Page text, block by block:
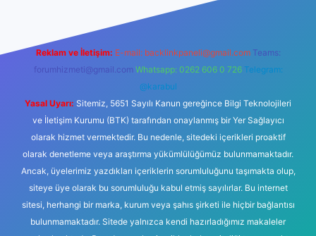
Reklam ve İletişim: E-mail: backlinkpaneli@gmail.com Teams:
forumhizmeti@gmail.com Whatsapp: 0262 606 0 726 Telegram:
@karabul
Yasal Uyarı: Sitemiz, 5651 Sayılı Kanun gereğince Bilgi Teknolojileri
ve İletişim Kurumu (BTK) tarafından onaylanmış bir Yer Sağlayıcı
olarak hizmet vermektedir. Bu nedenle, sitedeki içerikleri proaktif
olarak denetleme veya araştırma yükümlülüğümüz bulunmamaktadır.
Ancak, üyelerimiz yazdıkları içeriklerin sorumluluğunu taşımakta olup,
siteye üye olarak bu sorumluluğu kabul etmiş sayılırlar. Bu internet
sitesi, herhangi bir marka, kurum veya şahıs şirketi ile hiçbir bağlantısı
bulunmamaktadır. Sitede yalnızca kendi hazırladığımız makaleler